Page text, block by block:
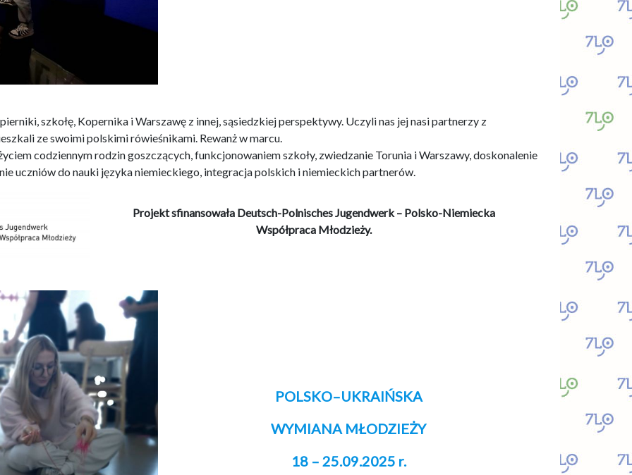
szkołę, Kopernika i Warszawę z innej, sąsiedzkiej perspektywy. Uczyli nas jej nasi partnerzy z
ze swoimi polskimi rówieśnikami. Rewanż w marcu.
codziennym rodzin goszczących, funkcjonowaniem szkoły, zwiedzanie Torunia i Warszawy, doskonalenie
uczniów do nauki języka niemieckiego, integracja polskich i niemieckich partnerów.
Projekt sfinansowała Deutsch-Polnisches Jugendwerk – Polsko-Niemiecka
Współpraca Młodzieży.
POLSKO–UKRAIŃSKA
WYMIANA MŁODZIEŻY
18 – 25.09.2025 r.